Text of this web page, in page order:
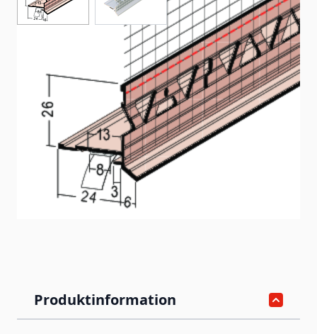
Anschlussprofil an
Rollladen-/Raffstorekasten mit Gewebe
Selbstklebendes Anschlussprofil aus PVC mit angenähtem
alkalibeständigen, grobmaschigem Glasfasergewebe für
Putz und WDV-Systeme. Zur Herstellung von Anschlüssen
an Rollladenkästen mit Tropfkante. Zum Aufstecken und
Aufkleben auf die Einfassung der Rollladenkasten-Schürze.
Artikelnummer
Produktinformation